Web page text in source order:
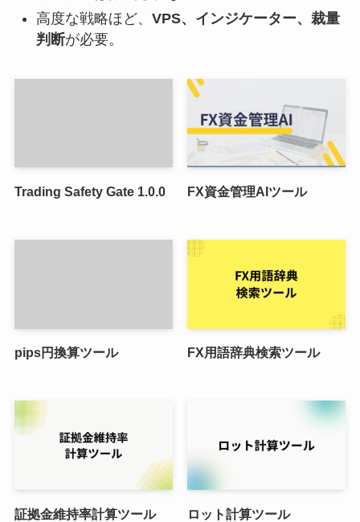
高度な戦略ほど、 VPS、インジケーター、裁量
判断が必要。
Trading Safety Gate 1.0.0 FX資金管理AIツール
pips円換算ツール FX用語辞典検索ツール
証拠金維持率計算ツール ロット計算ツール